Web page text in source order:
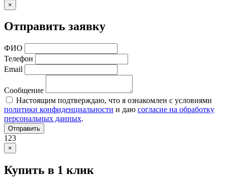
×
Отправить заявку
ФИО
Телефон
Email
Сообщение
Настоящим подтверждаю, что я ознакомлен с условиями
политики конфиденциальности и даю согласие на обработку
персональных данных.
Отправить
123
×
Купить в 1 клик